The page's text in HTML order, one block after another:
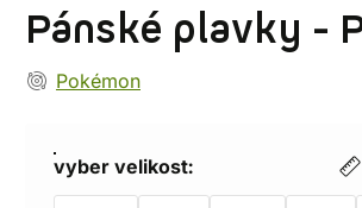
Pánské plavky -
Pokémon
vyber velikost: